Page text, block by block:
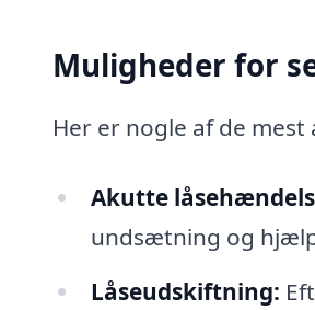
Muligheder for
Her er nogle af de
Akutte
undsætning og
Låseudskiftning: